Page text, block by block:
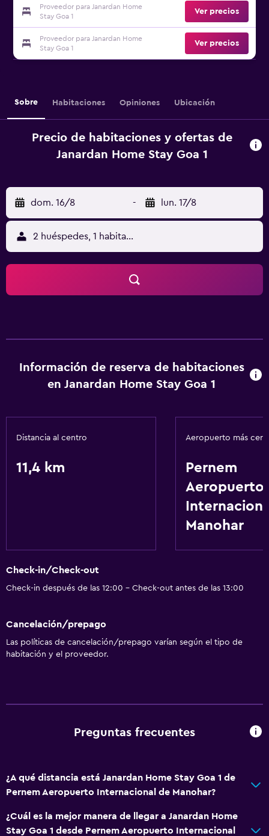
Proveedor para Janardan Home
Stay Goa 1
Ver precios
Proveedor para Janardan Home
Stay Goa 1
Ver precios
Sobre Habitaciones Opiniones Ubicación
Precio de habitaciones y ofertas de
Janardan Home Stay Goa 1
dom. 16/8 - lun. 17/8
2 huéspedes, 1 habitación
Información de reserva de habitaciones
en Janardan Home Stay Goa 1
Distancia al centro
11,4 km
Aeropuerto más
Pernem
Aeropuerto
Manohar
Check-in/Check-out
Check-in después de las 12:00 - Check-out antes de las 13:00
Cancelación/prepago
Las políticas de cancelación/prepago varían según el tipo de
habitación y el proveedor.
Preguntas frecuentes
¿A qué distancia está Janardan Home Stay Goa 1 de
Pernem Aeropuerto Internacional de Manohar?
¿Cuál es la mejor manera de llegar a Janardan Home
Stay Goa 1 desde Pernem Aeropuerto Internacional